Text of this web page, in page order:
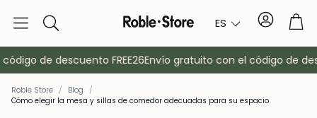
Buscar ES Cuenta
de descuento FREE26Envío gratuito con el código de
Roble Store / Blog
/
Cómo elegir la mesa y sillas de comedor adecuadas para su espacio